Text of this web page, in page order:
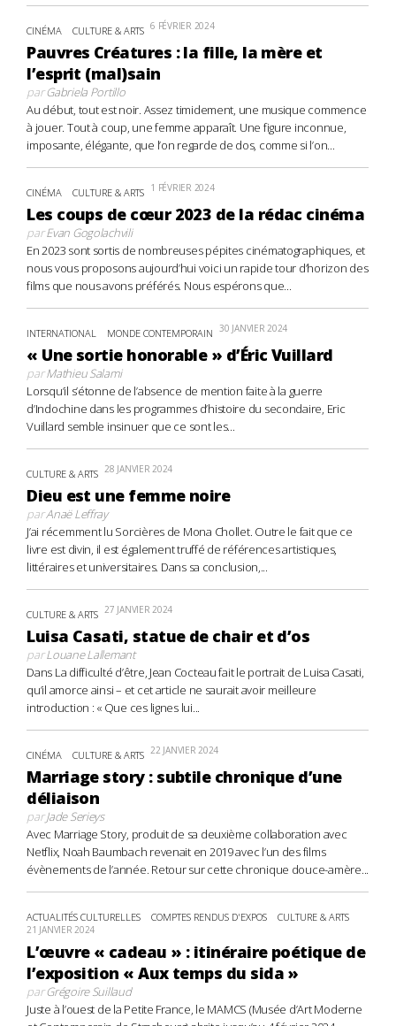
CINÉMA CULTURE & ARTS 6 FÉVRIER 2024
Pauvres Créatures : la fille, la mère et
l’esprit (mal)sain
parGabriela Portillo
Au début, tout est noir. Assez timidement, une musique commence
à jouer. Tout à coup, une femme apparaît. Une figure inconnue,
imposante, élégante, que l’on regarde de dos, comme si l’on...
CINÉMA CULTURE & ARTS 1 FÉVRIER 2024
Les coups de cœur 2023 de la rédac cinéma
parEvan Gogolachvili
En 2023 sont sortis de nombreuses pépites cinématographiques, et
nous vous proposons aujourd’hui voici un rapide tour d’horizon des
films que nous avons préférés. Nous espérons que...
INTERNATIONAL MONDE CONTEMPORAIN 30 JANVIER 2024
« Une sortie honorable » d’Éric Vuillard
parMathieu Salami
Lorsqu’il s’étonne de l’absence de mention faite à la guerre
d’Indochine dans les programmes d’histoire du secondaire, Eric
Vuillard semble insinuer que ce sont les...
CULTURE & ARTS 28 JANVIER 2024
Dieu est une femme noire
parAnaë Leffray
J’ai récemment lu Sorcières de Mona Chollet. Outre le fait que ce
livre est divin, il est également truffé de références artistiques,
littéraires et universitaires. Dans sa conclusion,...
CULTURE & ARTS 27 JANVIER 2024
Luisa Casati, statue de chair et d’os
parLouane Lallemant
Dans La difficulté d’être, Jean Cocteau fait le portrait de Luisa Casati,
qu’il amorce ainsi – et cet article ne saurait avoir meilleure
introduction : « Que ces lignes lui...
CINÉMA CULTURE & ARTS 22 JANVIER 2024
Marriage story : subtile chronique d’une
déliaison
parJade Serieys
Avec Marriage Story, produit de sa deuxième collaboration avec
Netflix, Noah Baumbach revenait en 2019 avec l’un des films
évènements de l’année. Retour sur cette chronique douce-amère...
ACTUALITÉS CULTURELLES COMPTES RENDUS D'EXPOS CULTURE & ARTS
21 JANVIER 2024
L’œuvre « cadeau » : itinéraire poétique de
l’exposition « Aux temps du sida »
parGrégoire Suillaud
Juste à l’ouest de la Petite France, le MAMCS (Musée d’Art Moderne